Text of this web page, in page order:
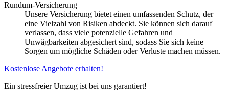
Rundum-Versicherung
Unsere Versicherung bietet einen umfassenden Schutz, der
eine Vielzahl von Risiken abdeckt. Sie können sich darauf
verlassen, dass viele potenzielle Gefahren und
Unwägbarkeiten abgesichert sind, sodass Sie sich keine
Sorgen um mögliche Schäden oder Verluste machen müssen.
Kostenlose Angebote erhalten!
Ein stressfreier Umzug ist bei uns garantiert!